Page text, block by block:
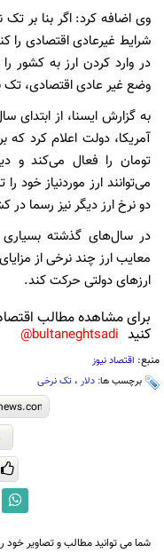
وی اضافه کرد: اگر بنا بر
شرایط غیرعادی اقتصادی
در وارد کردن ارز به کشور
وضع غیر عادی اقتصادی، تک
تومان را فعال می‌کند و
می‌توانند ارز موردنیاز خود
دو نرخ ارز دیگر نیز رسما
در سال‌های گذشته بسیاری
معایب ارز چند نرخی از
ارزهای دولتی حرکت کند.
برای مشاهده مطالب
کنید bultaneghtsadi@
منبع: اقتصاد نیوز
برچسب ها: دلار ، تک نرخی
شما می توانید مطالب و تصاویر خود